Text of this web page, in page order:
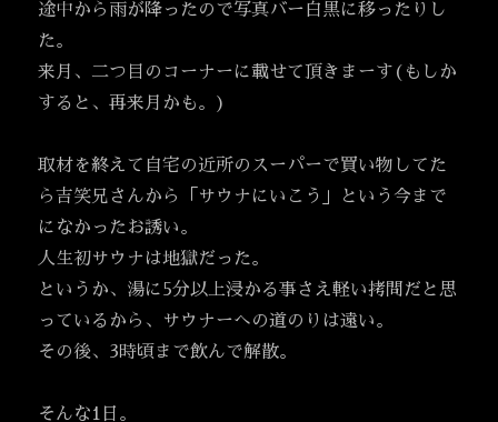
途中から雨が降ったので写真バー白黒に移ったりし
た。
来月、二つ目のコーナーに載せて頂きまーす(もしか
すると、再来月かも。)
取材を終えて自宅の近所のスーパーで買い物してた
ら吉笑兄さんから「サウナにいこう」という今まで
になかったお誘い。
人生初サウナは地獄だった。
というか、湯に5分以上浸かる事さえ軽い拷問だと思
っているから、サウナーへの道のりは遠い。
その後、3時頃まで飲んで解散。
そんな1日。